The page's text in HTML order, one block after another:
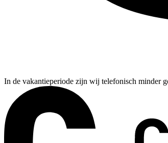
In de vakantieperiode zijn wij telefonisch minder